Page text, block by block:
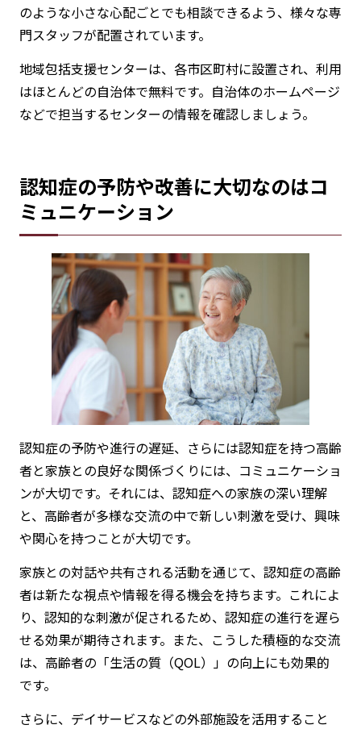
のような小さな心配ごとでも相談できるよう、様々な専
門スタッフが配置されています。
地域包括支援センターは、各市区町村に設置され、利用
はほとんどの自治体で無料です。自治体のホームページ
などで担当するセンターの情報を確認しましょう。
認知症の予防や改善に大切なのはコ
ミュニケーション
認知症の予防や進行の遅延、さらには認知症を持つ高齢
者と家族との良好な関係づくりには、コミュニケーショ
ンが大切です。それには、認知症への家族の深い理解
と、高齢者が多様な交流の中で新しい刺激を受け、興味
や関心を持つことが大切です。
家族との対話や共有される活動を通じて、認知症の高齢
者は新たな視点や情報を得る機会を持ちます。これによ
り、認知的な刺激が促されるため、認知症の進行を遅ら
せる効果が期待されます。また、こうした積極的な交流
は、高齢者の「生活の質（QOL）」の向上にも効果的
です。
さらに、デイサービスなどの外部施設を活用すること